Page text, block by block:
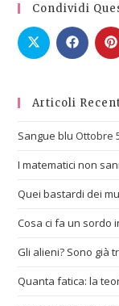
Condividi
Articoli
Sangue blu Ottobre
I matematici non
Quei bastardi dei
Cosa ci fa un sordo
Gli alieni? Sono già
Quanta fatica: la